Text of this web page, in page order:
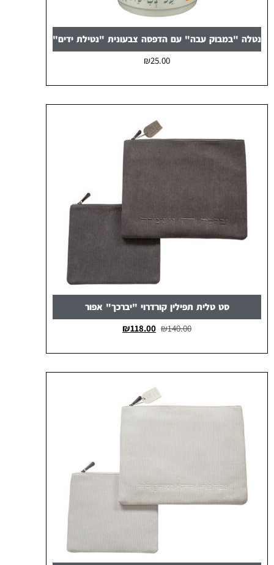
נטלה "במבוק עבה" עם הדפסה צבעונית "נטילת ידים"
₪25.00
סט טלית תפילין קורדרוי "יברכך" אפור
₪140.00
₪118.00